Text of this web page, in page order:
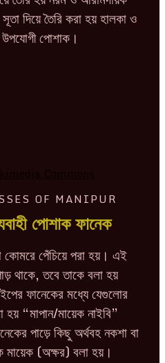
দিয়ে তৈরি করা হয় হালকা ও
পোশাক।
OF MANIPUR
পোশাক ফানেক
পেঁচিয়ে পরা হয়। এই
থাকে, তবে তাকে বলা হয়
ফানেকের মধ্যে যেগুলোর
“মাপান/মায়েক নাইবি”
পাড়ে কিছু অর্থবহ নকশা বা
মায়েক (অক্ষর) বলা হয়।